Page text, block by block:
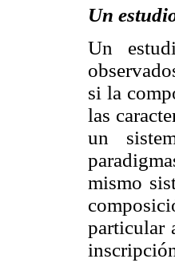
Un
Un
si la
las
un
mismo
particular